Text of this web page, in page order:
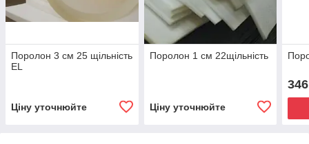
Поролон 3 см 25 щільність
EL
Ціну уточнюйте
Поролон 1 см 22щільність
Ціну уточнюйте
346